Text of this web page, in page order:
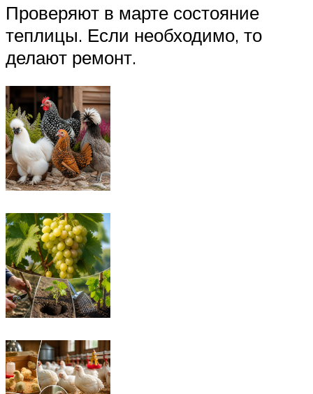
Проверяют в марте состояние
теплицы. Если необходимо, то
делают ремонт.